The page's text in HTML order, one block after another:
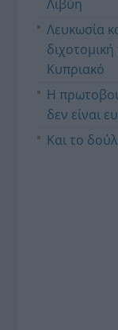
Λιβύη
Λευκωσία
Κυπριακό
Η
δεν είναι
Και το